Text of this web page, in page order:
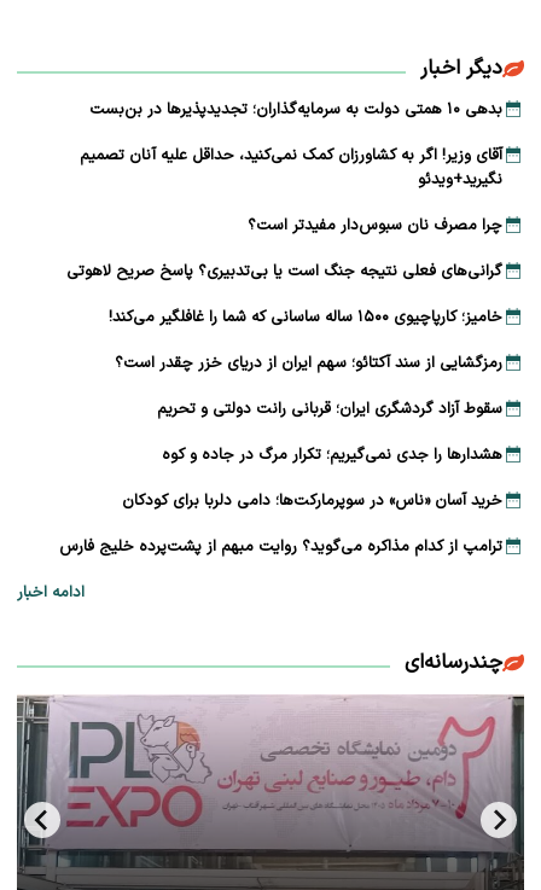
دیگر اخبار
بدهی ۱۰ همتی دولت به سرمایه‌گذاران؛ تجدیدپذیرها در بن‌بست
آقای وزیر! اگر به کشاورزان کمک نمی‌کنید، حداقل علیه آنان تصمیم
نگیرید+ویدئو
چرا مصرف نان سبوس‌دار مفیدتر است؟
گرانی‌های فعلی نتیجه جنگ است یا بی‌تدبیری؟ پاسخ صریح لاهوتی
خامیز؛ کارپاچیوی ۱۵۰۰ ساله ساسانی که شما را غافلگیر می‌کند!
رمزگشایی از سند آکتائو؛ سهم ایران از دریای خزر چقدر است؟
سقوط آزاد گردشگری ایران؛ قربانی رانت دولتی و تحریم
هشدارها را جدی نمی‌گیریم؛ تکرار مرگ در جاده و کوه
خرید آسان «ناس» در سوپرمارکت‌ها؛ دامی دلربا برای کودکان
ترامپ از کدام مذاکره می‌گوید؟ روایت مبهم از پشت‌پرده خلیج فارس
ادامه اخبار
چندرسانه‌ای